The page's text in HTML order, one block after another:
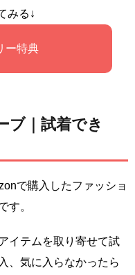
みる↓
ー特典
ブ｜試着でき
で購入したファッショ
す。
イテムを取り寄せて試
、気に入らなかったら